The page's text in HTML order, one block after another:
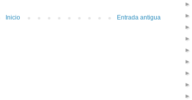
Entrada antigua
Inicio
►
►
►
►
►
►
►
►
►